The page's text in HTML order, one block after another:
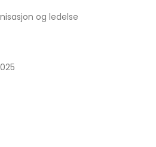
og ledelse